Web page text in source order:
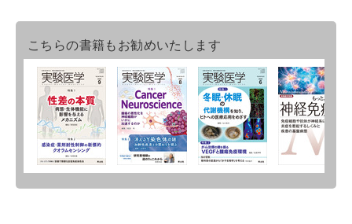
こちらの書籍もお勧めいたします